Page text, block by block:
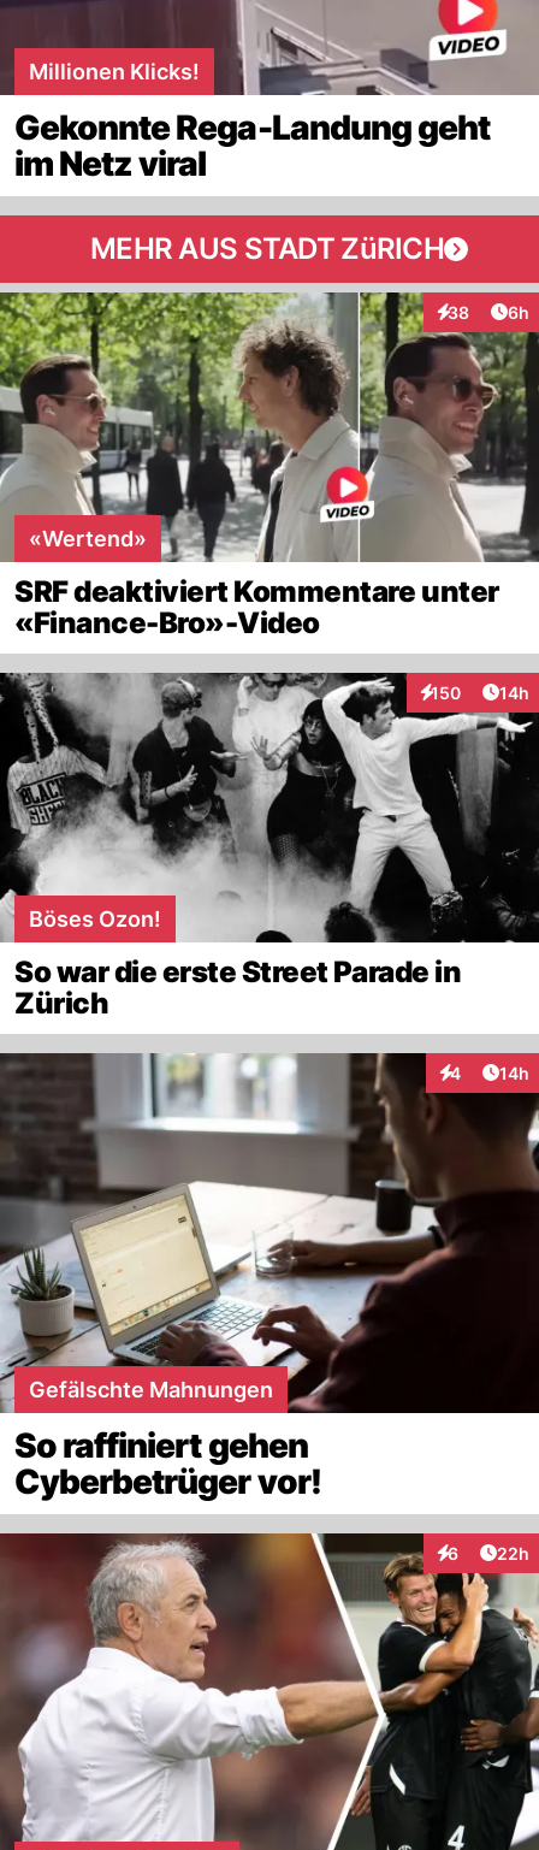
Millionen Klicks!
Gekonnte Rega-Landung geht
im Netz viral
MEHR AUS STADT ZüRICH
38
Interaktionen
6h
«Wertend»
SRF deaktiviert Kommentare unter
«Finance-Bro»-Video
150
Interaktionen
14h
Böses Ozon!
So war die erste Street Parade in
Zürich
4
Interaktionen
14h
Gefälschte Mahnungen
So raffiniert gehen
Cyberbetrüger vor!
6
Interaktionen
22h